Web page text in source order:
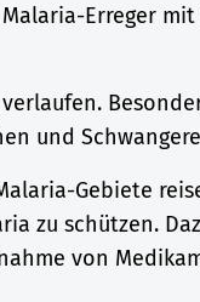
Erreger
und
Gebiete
zu schützen.
von